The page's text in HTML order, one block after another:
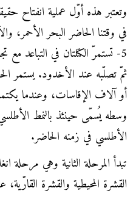
وتعتبر هذه أوّل عملية انفتاح
في وقتنا الحاضر البحر الأحمر،
5- تستمرّ الكتلتان في التباعد
ثمّ تصلّبه عند الأخدود. يستمر
أو آلاف الإقاسات، وعندما
وسطه يُسمّى حينئذ بالنمط
الأطلسي في زمنه الحاضر.
تبدأ المرحلة الثانية وهي مرحلة
القشرة المحيطية والقشرة